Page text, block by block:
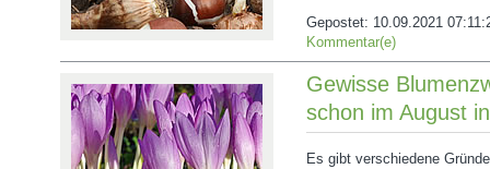
Gepostet: 10.09.2021
Kommentar(e)
Gewisse
schon im August
Es gibt verschiedene